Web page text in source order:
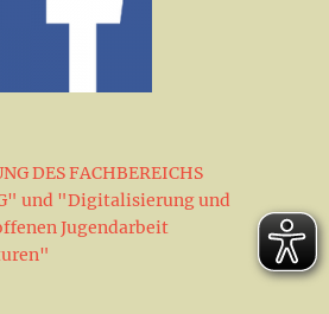
DES FACHBEREICHS
und "Digitalisierung und
Jugendarbeit